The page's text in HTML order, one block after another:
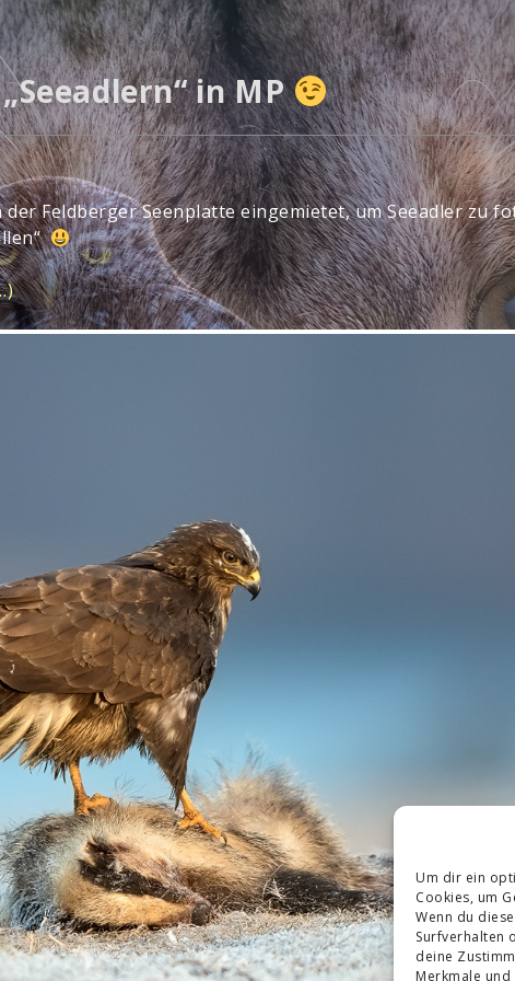
Um dir ein
Cookies, um
Wenn du
Surfverhalten
deine
Merkmale
in MP
der Feldberger Seenplatte eingemietet, um Seeadler zu